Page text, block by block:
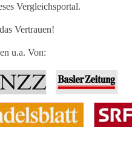
Vergleichsportal.
Vertrauen!
u.a. Von: